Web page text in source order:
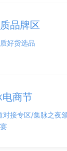
品牌区
好货选品
电商节
接专区/集脉之夜